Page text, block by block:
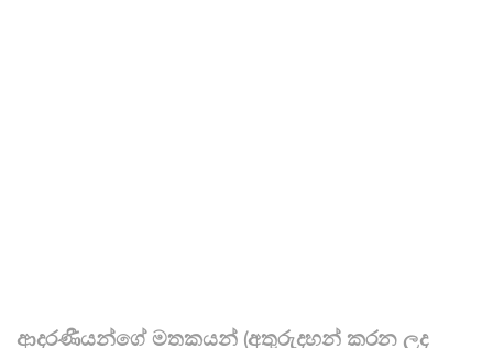
ආදරණීයන්ගේ මතකයන් (අතුරුදහන් කරන ලද